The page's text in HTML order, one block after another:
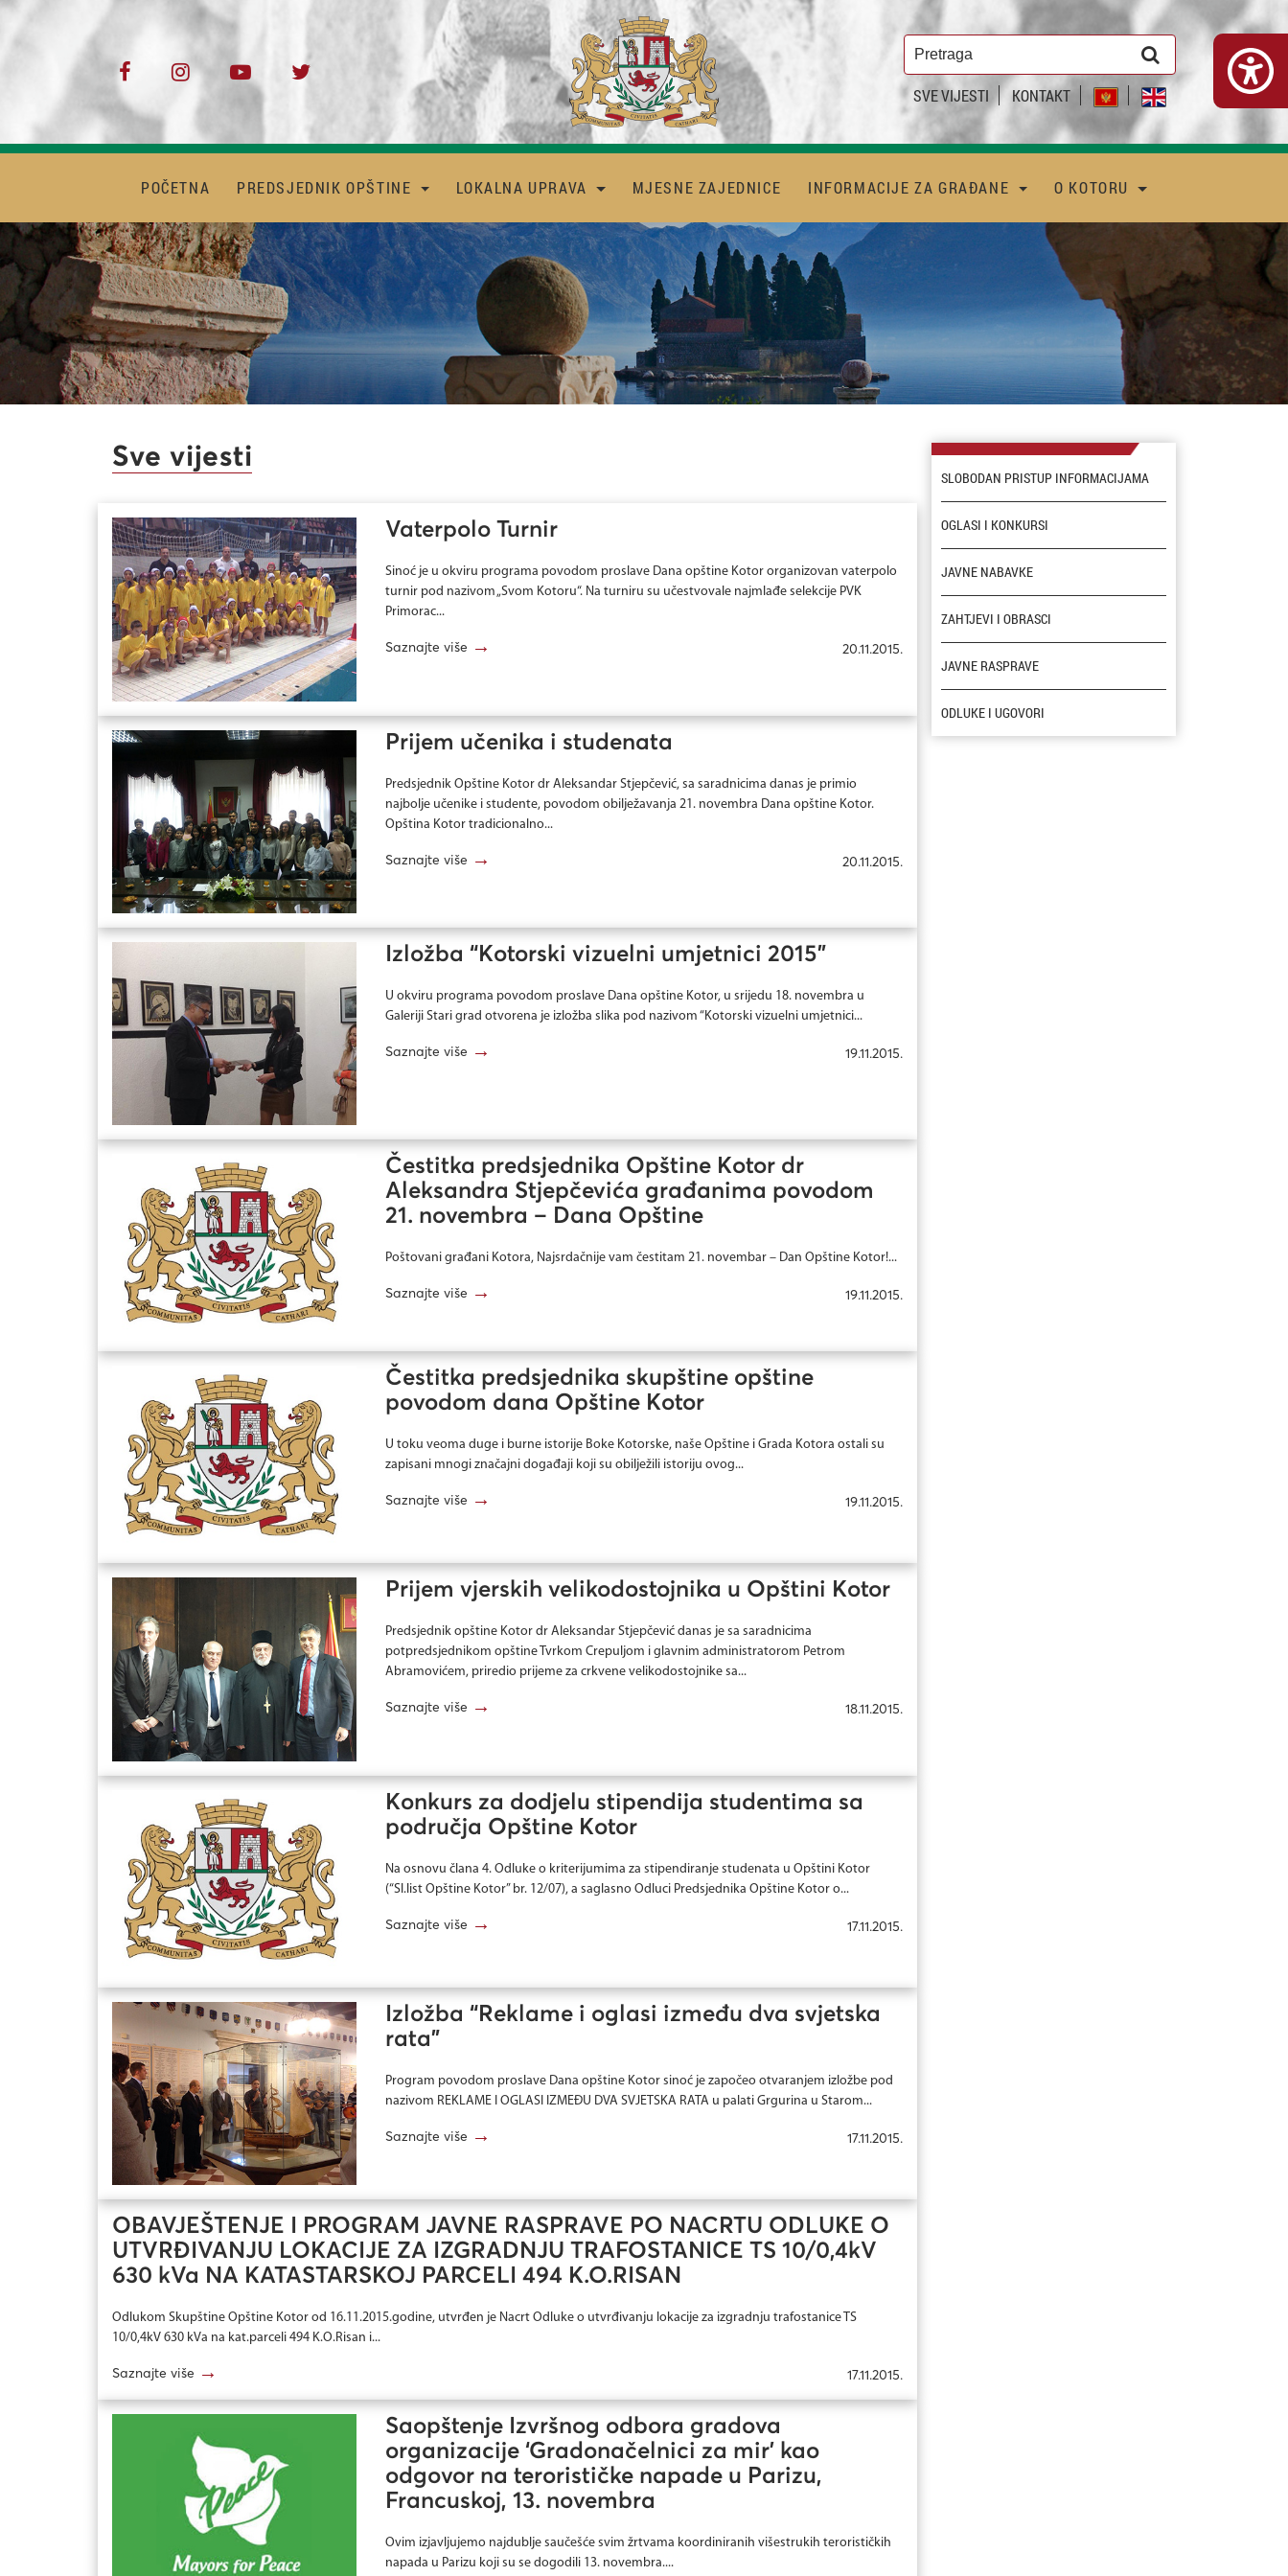
SVE VIJESTI KONTAKT
POČETNA PREDSJEDNIK OPŠTINE LOKALNA UPRAVA MJESNE ZAJEDNICE INFORMACIJE ZA GRAĐANE O KOTORU
Sve vijesti
Vaterpolo Turnir
Sinoć je u okviru programa povodom proslave Dana opštine Kotor organizovan vaterpolo
turnir pod nazivom „Svom Kotoru“. Na turniru su učestvovale najmlađe selekcije PVK
Primorac...
Saznajte više → 20.11.2015.
Prijem učenika i studenata
Predsjednik Opštine Kotor dr Aleksandar Stjepčević, sa saradnicima danas je primio
najbolje učenike i studente, povodom obilježavanja 21. novembra Dana opštine Kotor.
Opština Kotor tradicionalno...
Saznajte više → 20.11.2015.
Izložba “Kotorski vizuelni umjetnici 2015”
U okviru programa povodom proslave Dana opštine Kotor, u srijedu 18. novembra u
Galeriji Stari grad otvorena je izložba slika pod nazivom “Kotorski vizuelni umjetnici...
Saznajte više → 19.11.2015.
Čestitka predsjednika Opštine Kotor dr
Aleksandra Stjepčevića građanima povodom
21. novembra – Dana Opštine
Poštovani građani Kotora, Najsrdačnije vam čestitam 21. novembar – Dan Opštine Kotor!...
Saznajte više → 19.11.2015.
Čestitka predsjednika skupštine opštine
povodom dana Opštine Kotor
U toku veoma duge i burne istorije Boke Kotorske, naše Opštine i Grada Kotora ostali su
zapisani mnogi značajni događaji koji su obilježili istoriju ovog...
Saznajte više → 19.11.2015.
Prijem vjerskih velikodostojnika u Opštini Kotor
Predsjednik opštine Kotor dr Aleksandar Stjepčević danas je sa saradnicima
potpredsjednikom opštine Tvrkom Crepuljom i glavnim administratorom Petrom
Abramovićem, priredio prijeme za crkvene velikodostojnike sa...
Saznajte više → 18.11.2015.
Konkurs za dodjelu stipendija studentima sa
područja Opštine Kotor
Na osnovu člana 4. Odluke o kriterijumima za stipendiranje studenata u Opštini Kotor
(“Sl.list Opštine Kotor” br. 12/07), a saglasno Odluci Predsjednika Opštine Kotor o...
Saznajte više → 17.11.2015.
Izložba “Reklame i oglasi između dva svjetska
rata”
Program povodom proslave Dana opštine Kotor sinoć je započeo otvaranjem izložbe pod
nazivom REKLAME I OGLASI IZMEĐU DVA SVJETSKA RATA u palati Grgurina u Starom...
Saznajte više → 17.11.2015.
OBAVJEŠTENJE I PROGRAM JAVNE RASPRAVE PO NACRTU ODLUKE O
UTVRĐIVANJU LOKACIJE ZA IZGRADNJU TRAFOSTANICE TS 10/0,4kV
630 kVa NA KATASTARSKOJ PARCELI 494 K.O.RISAN
Odlukom Skupštine Opštine Kotor od 16.11.2015.godine, utvrđen je Nacrt Odluke o utvrđivanju lokacije za izgradnju trafostanice TS
10/0,4kV 630 kVa na kat.parceli 494 K.O.Risan i...
Saznajte više → 17.11.2015.
Saopštenje Izvršnog odbora gradova
organizacije ‘Gradonačelnici za mir’ kao
odgovor na terorističke napade u Parizu,
Francuskoj, 13. novembra
Ovim izjavljujemo najdublje saučešće svim žrtvama koordiniranih višestrukih terorističkih
napada u Parizu koji su se dogodili 13. novembra....
SLOBODAN PRISTUP INFORMACIJAMA
OGLASI I KONKURSI
JAVNE NABAVKE
ZAHTJEVI I OBRASCI
JAVNE RASPRAVE
ODLUKE I UGOVORI